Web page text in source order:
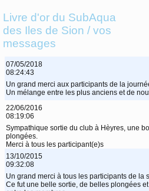
Livre d'or du SubAqua
des Iles de Sion / vos
messages
07/05/2018
08:24:43
Un grand merci aux participants de la
Un mélange entre les plus anciens et de
22/06/2016
08:19:06
Sympathique sortie du club à Hèyres, une
plongées.
Merci à tous les participant(e)s
13/10/2015
09:32:08
Un grand merci à tous les participants de la
Ce fut une belle sortie, de belles plongées